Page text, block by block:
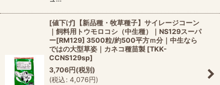
[値下げ]【新品種・牧草種子】サイレージコーン
｜飼料用トウモロコシ（中生種）｜NS129スーパ
ー[RM129] 3500粒/約500平方ｍ分｜中生なら
ではの大型草姿｜カネコ種苗製 [TKK-
CCNS129sp]
3,706円(税別)
(税込: 4,076円)